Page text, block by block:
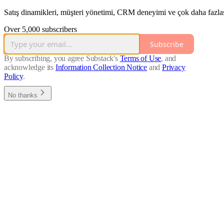
Satış dinamikleri, müşteri yönetimi, CRM deneyimi ve çok daha
Over 5,000 subscribers
Subscribe
By subscribing, you agree Substack's Terms of Use, and
acknowledge its Information Collection Notice and Privacy
Policy.
No thanks